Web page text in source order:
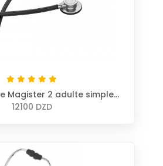
Magister 2 adulte simple
pavillon
12100 DZD